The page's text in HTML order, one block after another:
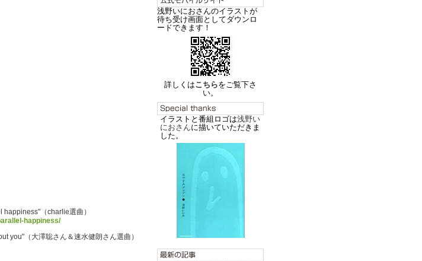
浅野いにおさんのイラストが
待ち受け画面としてダウンロ
ードできます！
詳しくはこちらをご覧下さ
い。
イラストと番組ロゴは浅野い
におさんに描いていただきま
した。
（charlie選曲）
happiness/
you"（大澤聡さん＆速水健朗さん選曲）